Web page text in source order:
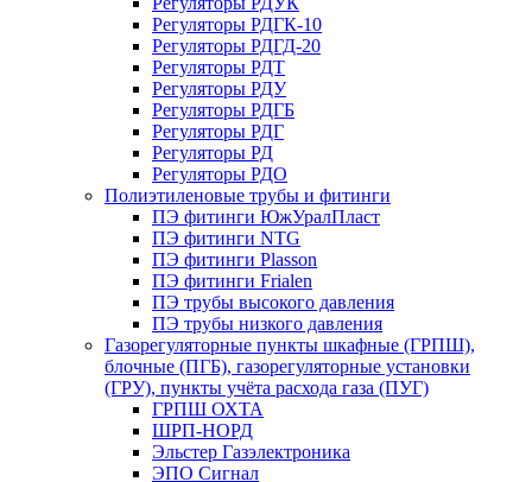
Регуляторы РДГК-10
Регуляторы РДГД-20
Регуляторы РДТ
Регуляторы РДУ
Регуляторы РДГБ
Регуляторы РДГ
Регуляторы РД
Регуляторы РДО
Полиэтиленовые трубы и фитинги
ПЭ фитинги ЮжУралПласт
ПЭ фитинги NTG
ПЭ фитинги Plasson
ПЭ фитинги Frialen
ПЭ трубы высокого давления
ПЭ трубы низкого давления
Газорегуляторные пункты шкафные (ГРПШ),
блочные (ПГБ), газорегуляторные установки
(ГРУ), пункты учёта расхода газа (ПУГ)
ГРПШ ОХТА
ШРП-НОРД
Эльстер Газэлектроника
ЭПО Сигнал